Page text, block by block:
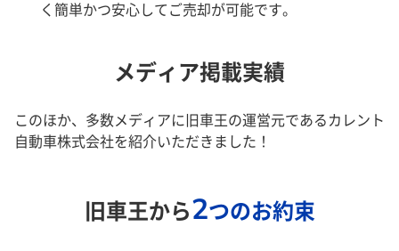
く簡単かつ安心してご売却が可能です。
メディア掲載実績
このほか、多数メディアに旧車王の運営元であるカレント
自動車株式会社を紹介いただきました！
旧車王から2つのお約束